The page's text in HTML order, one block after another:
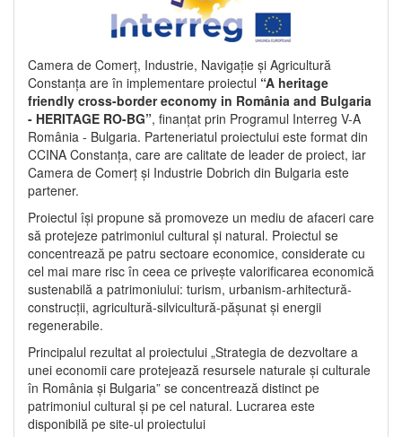
Camera de Comerț, Industrie, Navigație și Agricultură
Constanța are în implementare proiectul “A heritage
friendly cross-border economy in România and Bulgaria
- HERITAGE RO-BG”, finanțat prin Programul Interreg V-A
România - Bulgaria. Parteneriatul proiectului este format din
CCINA Constanța, care are calitate de leader de proiect, iar
Camera de Comerț și Industrie Dobrich din Bulgaria este
partener.
Proiectul își propune să promoveze un mediu de afaceri care
să protejeze patrimoniul cultural și natural. Proiectul se
concentrează pe patru sectoare economice, considerate cu
cel mai mare risc în ceea ce privește valorificarea economică
sustenabilă a patrimoniului: turism, urbanism-arhitectură-
construcții, agricultură-silvicultură-pășunat și energii
regenerabile.
Principalul rezultat al proiectului „Strategia de dezvoltare a
unei economii care protejează resursele naturale și culturale
în România și Bulgaria” se concentrează distinct pe
patrimoniul cultural și pe cel natural. Lucrarea este
disponibilă pe site-ul proiectului